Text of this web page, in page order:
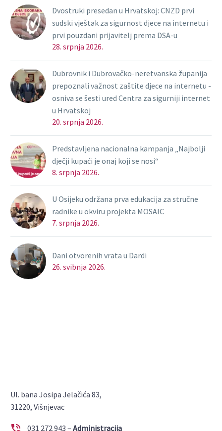
Dvostruki presedan u Hrvatskoj: CNZD prvi
sudski vještak za sigurnost djece na internetu i
prvi pouzdani prijavitelj prema DSA-u
28. srpnja 2026.
Dubrovnik i Dubrovačko-neretvanska županija
prepoznali važnost zaštite djece na internetu -
osniva se šesti ured Centra za sigurniji internet
u Hrvatskoj
20. srpnja 2026.
Predstavljena nacionalna kampanja „Najbolji
dječji kupaći je onaj koji se nosi“
8. srpnja 2026.
U Osijeku održana prva edukacija za stručne
radnike u okviru projekta MOSAIC
7. srpnja 2026.
Dani otvorenih vrata u Dardi
26. svibnja 2026.
Ul. bana Josipa Jelačića 83,
31220, Višnjevac

 031 272 943 – Administracija